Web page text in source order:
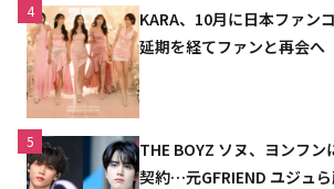
4
KARA、10月に日本ファン
延期を経てファンと再会へ
5
THE BOYZ ソヌ、ヨンフン
契約…元GFRIEND ユジュ